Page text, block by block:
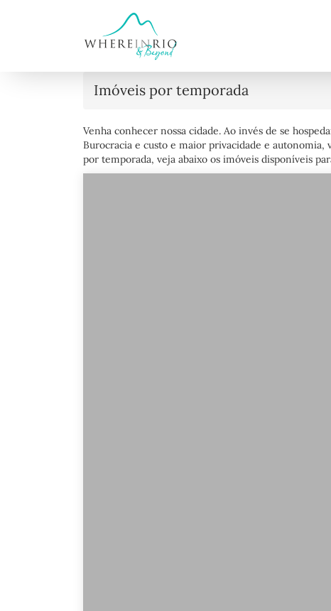
Imóveis por temporada
Venha conhecer nossa cidade. Ao invés de se
Burocracia e custo e maior privacidade e autonomia,
por temporada, veja abaixo os imóveis disponíveis